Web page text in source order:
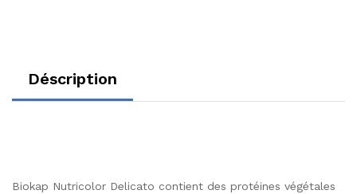
Déscription
Biokap Nutricolor Delicato contient des protéines végétales